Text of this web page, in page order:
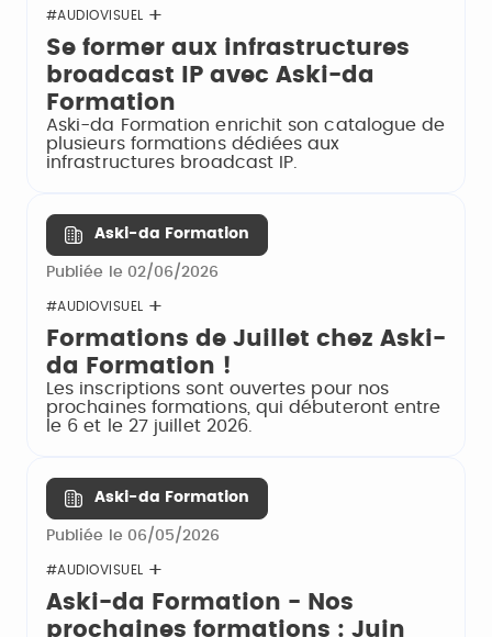
#AUDIOVISUEL
Se former aux infrastructures
broadcast IP avec Aski-da
Formation
Aski-da Formation enrichit son catalogue de
plusieurs formations dédiées aux
infrastructures broadcast IP.
Aski-da Formation
Publiée le 02/06/2026
#AUDIOVISUEL
Formations de Juillet chez Aski-
da Formation !
Les inscriptions sont ouvertes pour nos
prochaines formations, qui débuteront entre
le 6 et le 27 juillet 2026.
Aski-da Formation
Publiée le 06/05/2026
#AUDIOVISUEL
Aski-da Formation - Nos
prochaines formations : Juin